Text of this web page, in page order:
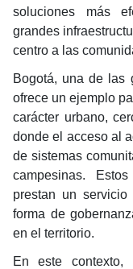
soluciones más
grandes
centro a las
Bogotá, una de las
ofrece un ejemplo
carácter urbano,
donde el acceso al
de sistemas
campesinas.
prestan un
forma de
en el territorio.
En este contexto,